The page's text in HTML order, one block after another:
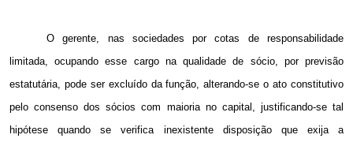
O gerente, nas sociedades por cotas de responsabilidade
limitada, ocupando esse cargo na qualidade de sócio, por previsão
estatutária, pode ser excluído da função, alterando-se o ato constitutivo
pelo consenso dos sócios com maioria no capital, justificando-se tal
hipótese quando se verifica inexistente disposição que exija a